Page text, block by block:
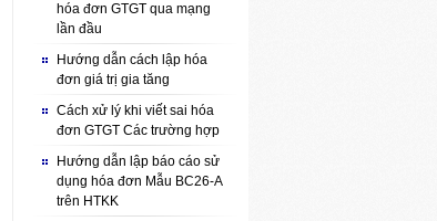
hóa đơn GTGT qua mạng
lần đầu
Hướng dẫn cách lập hóa
đơn giá trị gia tăng
Cách xử lý khi viết sai hóa
đơn GTGT Các trường hợp
Hướng dẫn lập báo cáo sử
dụng hóa đơn Mẫu BC26-A
trên HTKK